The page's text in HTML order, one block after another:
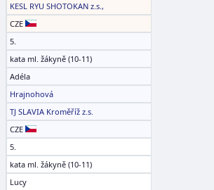
KESL RYU SHOTOKAN z.s.,
CZE
5.
kata ml. žákyně (10-11)
Adéla
Hrajnohová
TJ SLAVIA Kroměříž z.s.
CZE
5.
kata ml. žákyně (10-11)
Lucy